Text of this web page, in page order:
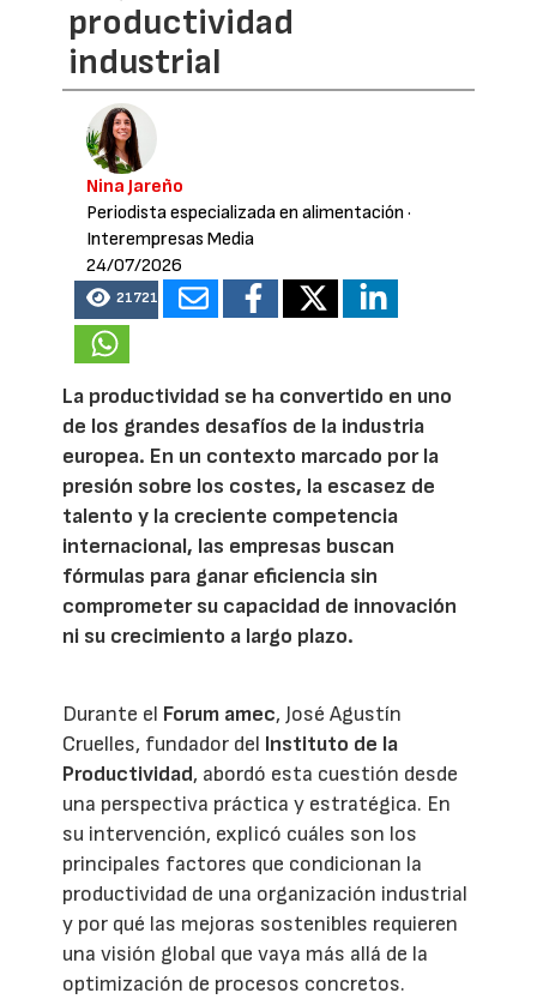
productividad
industrial
Nina Jareño
Periodista especializada en alimentación ·
Interempresas Media
24/07/2026
21721
La productividad se ha convertido en uno
de los grandes desafíos de la industria
europea. En un contexto marcado por la
presión sobre los costes, la escasez de
talento y la creciente competencia
internacional, las empresas buscan
fórmulas para ganar eficiencia sin
comprometer su capacidad de innovación
ni su crecimiento a largo plazo.
Durante el Forum amec, José Agustín
Cruelles, fundador del Instituto de la
Productividad, abordó esta cuestión desde
una perspectiva práctica y estratégica. En
su intervención, explicó cuáles son los
principales factores que condicionan la
productividad de una organización industrial
y por qué las mejoras sostenibles requieren
una visión global que vaya más allá de la
optimización de procesos concretos.